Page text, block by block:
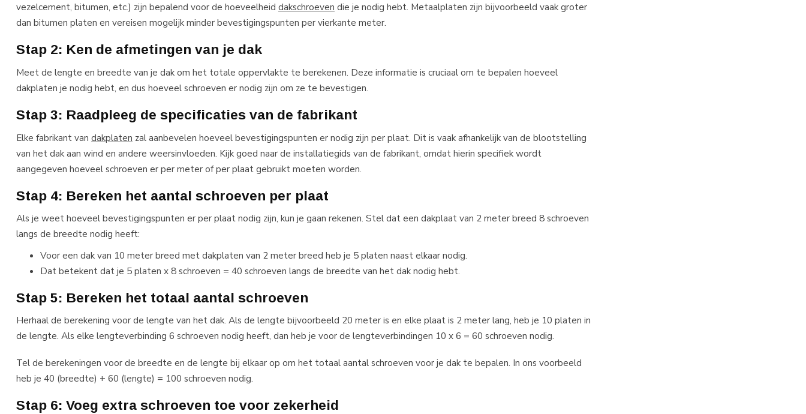
vezelcement, bitumen, etc.) zijn bepalend voor de hoeveelheid dakschroeven die je nodig hebt. Metaalplaten zijn bijvoorbeeld vaak groter
dan bitumen platen en vereisen mogelijk minder bevestigingspunten per vierkante meter.
Stap 2: Ken de afmetingen van je dak
Meet de lengte en breedte van je dak om het totale oppervlakte te berekenen. Deze informatie is cruciaal om te bepalen hoeveel
dakplaten je nodig hebt, en dus hoeveel schroeven er nodig zijn om ze te bevestigen.
Stap 3: Raadpleeg de specificaties van de fabrikant
Elke fabrikant van dakplaten zal aanbevelen hoeveel bevestigingspunten er nodig zijn per plaat. Dit is vaak afhankelijk van de blootstelling
van het dak aan wind en andere weersinvloeden. Kijk goed naar de installatiegids van de fabrikant, omdat hierin specifiek wordt
aangegeven hoeveel schroeven er per meter of per plaat gebruikt moeten worden.
Stap 4: Bereken het aantal schroeven per plaat
Als je weet hoeveel bevestigingspunten er per plaat nodig zijn, kun je gaan rekenen. Stel dat een dakplaat van 2 meter breed 8 schroeven
langs de breedte nodig heeft:
Voor een dak van 10 meter breed met dakplaten van 2 meter breed heb je 5 platen naast elkaar nodig.
Dat betekent dat je 5 platen x 8 schroeven = 40 schroeven langs de breedte van het dak nodig hebt.
Stap 5: Bereken het totaal aantal schroeven
Herhaal de berekening voor de lengte van het dak. Als de lengte bijvoorbeeld 20 meter is en elke plaat is 2 meter lang, heb je 10 platen in
de lengte. Als elke lengteverbinding 6 schroeven nodig heeft, dan heb je voor de lengteverbindingen 10 x 6 = 60 schroeven nodig.
Tel de berekeningen voor de breedte en de lengte bij elkaar op om het totaal aantal schroeven voor je dak te bepalen. In ons voorbeeld
heb je 40 (breedte) + 60 (lengte) = 100 schroeven nodig.
Stap 6: Voeg extra schroeven toe voor zekerheid